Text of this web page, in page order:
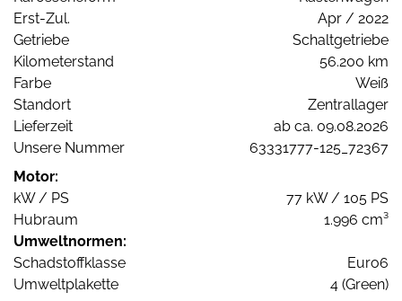
Erst-Zul.
Apr / 2022
Getriebe
Schaltgetriebe
Kilometerstand
56.200 km
Farbe
Weiß
Standort
Zentrallager
Lieferzeit
ab ca. 09.08.2026
Unsere Nummer
63331777-125_72367
Motor:
kW / PS
77 kW / 105 PS
Hubraum
1.996 cm³
Umweltnormen:
Schadstoffklasse
Euro6
Umweltplakette
4 (Green)